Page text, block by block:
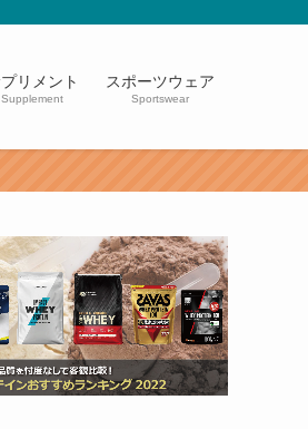
リメント
Supplement
スポーツウェア
Sportswear